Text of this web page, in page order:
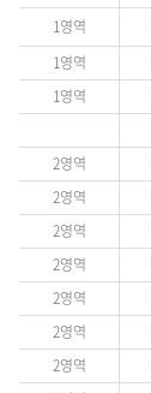
1영역
1영역
1영역
2영역
2영역
2영역
2영역
2영역
2영역
2영역